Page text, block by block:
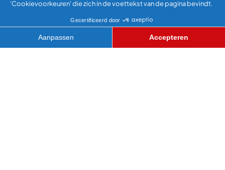
WILD WATERVAL